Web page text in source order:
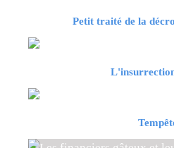
Petit traité de la